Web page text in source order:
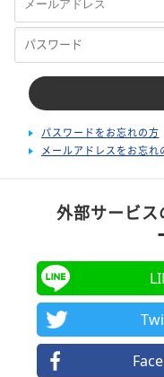
パスワードをお忘れの方
メールアドレスをお忘れ
外部サービス